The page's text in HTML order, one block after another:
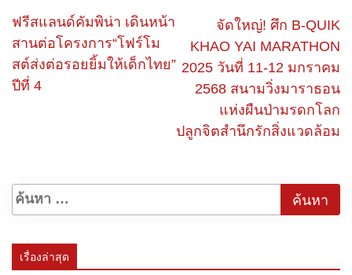
ฟรีสแลนด์คัมพิน่า เดินหน้า
สานต่อโครงการ“โฟร์โม
สต์ส่งต่อรอยยิ้มให้เด็กไทย”
ปีที่ 4
จัดใหญ่! ศึก B-QUIK
KHAO YAI MARATHON
2025 วันที่ 11-12 มกราคม
2568 สนามวิ่งมาราธอน
แห่งผืนป่ามรดกโลก
ปลูกจิตสำนึกรักสิ่งแวดล้อม
เรื่องล่าสุด